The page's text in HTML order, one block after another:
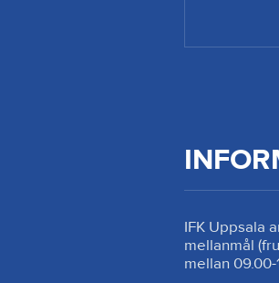
IFK Uppsala
mellanmål
mellan